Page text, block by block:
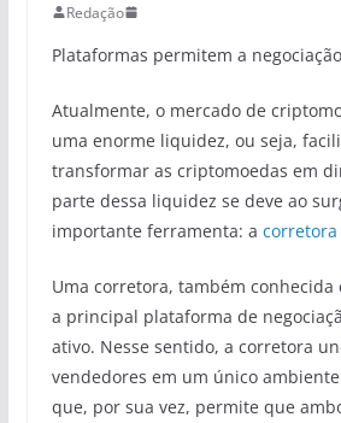
Redação
Plataformas permitem a
Atualmente, o mercado de
uma enorme liquidez, ou seja,
transformar as criptomoedas em
parte dessa liquidez se deve ao
importante ferramenta: a
Uma corretora, também conhecida
a principal plataforma de
ativo. Nesse sentido, a corretora
vendedores em um único
que, por sua vez, permite que